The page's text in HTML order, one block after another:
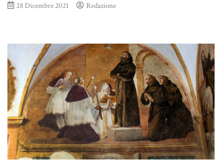
28 Dicembre 2021 Redazione